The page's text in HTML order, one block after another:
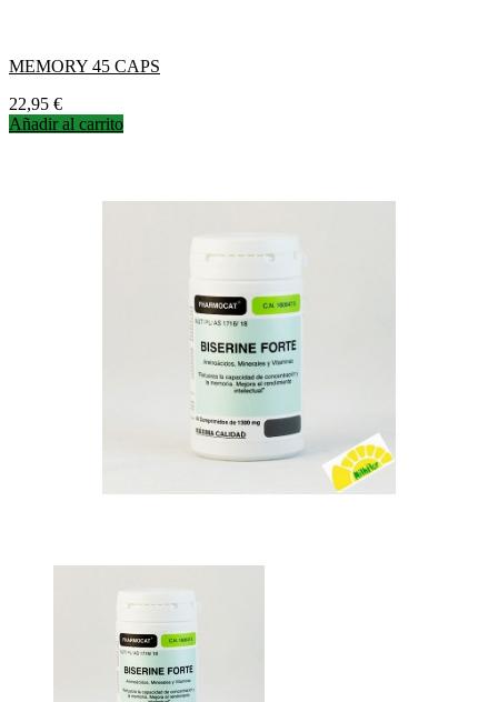
MEMORY 45 CAPS
Precio
22,95 €
Añadir al carrito